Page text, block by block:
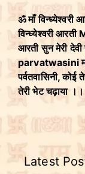
ॐ माँ
विन्ध्येश्वरी
आरती सुन मेरी
parvatwasini माँ
पर्वतवासिनी, कोई
तेरी भेट चढ़ाया
Latest